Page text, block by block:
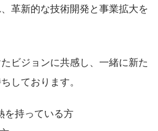
革新的な技術開発と事業拡大を
ビジョンに共感し、一緒に新た
しております。
を持っている方